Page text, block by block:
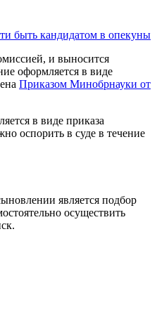
быть кандидатом в опекуны
и выносится
оформляется в виде
Приказом Минобрнауки от
в виде приказа
оспорить в суде в течение
является подбор
осуществить